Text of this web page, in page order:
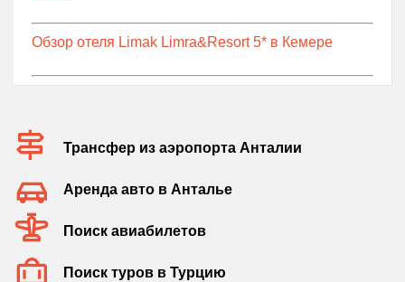
Обзор отеля Limak Limra&Resort 5* в Кемере
Трансфер из аэропорта Анталии
Аренда авто в Анталье
Поиск авиабилетов
Поиск туров в Турцию